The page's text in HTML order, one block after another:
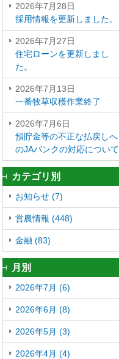
2026年7月28日
採用情報を更新しました。
2026年7月27日
住宅ローンを更新しまし
た。
2026年7月13日
一番牧草収穫作業終了
2026年7月6日
預貯金等の不正な払戻しへ
のJAバンクの対応について
カテゴリ別
お知らせ (7)
営農情報 (448)
金融 (83)
月別
2026年7月 (6)
2026年6月 (8)
2026年5月 (3)
2026年4月 (4)